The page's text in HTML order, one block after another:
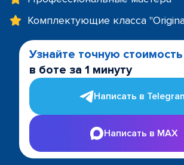
Комплектующие класса
Узнайте точную стоимость
в боте за 1 минуту
Написать в
Написать в MAX